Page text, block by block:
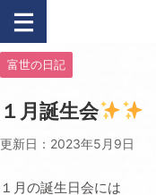
富世の日記
１月誕生会
更新日： 2023年5月9日
１月の誕生日会には